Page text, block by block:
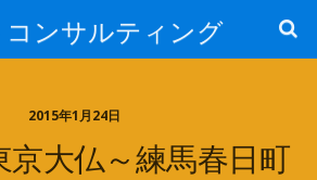
コンサルティング
2015年1月24日
京大仏～練馬春日町